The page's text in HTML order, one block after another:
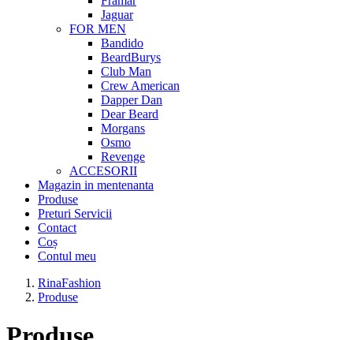
Jaguar
FOR MEN
Bandido
BeardBurys
Club Man
Crew American
Dapper Dan
Dear Beard
Morgans
Osmo
Revenge
ACCESORII
Magazin in mentenanta
Produse
Preturi Servicii
Contact
Coș
Contul meu
RinaFashion
Produse